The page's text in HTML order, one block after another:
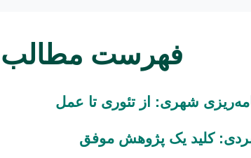
فهرست مطالب